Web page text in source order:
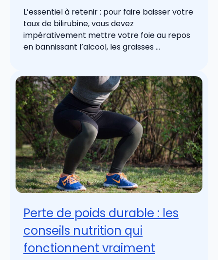
L’essentiel à retenir : pour faire baisser votre
taux de bilirubine, vous devez
impérativement mettre votre foie au repos
en bannissant l’alcool, les graisses ...
Perte de poids durable : les
conseils nutrition qui
fonctionnent vraiment